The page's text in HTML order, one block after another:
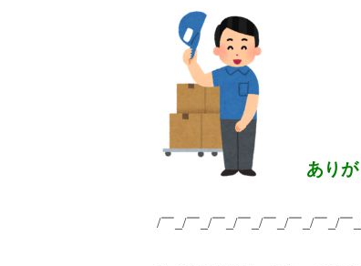
あり
/￣_/￣_/￣_/￣_/￣_/￣_/￣_/￣